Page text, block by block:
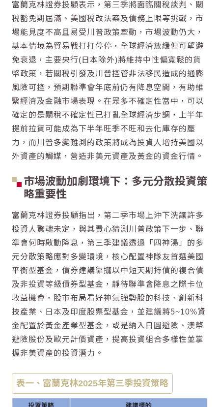
富蘭克林證券投顧表示，第三季將面臨關稅談判、關
稅豁免期屆滿、美國稅改法案及債務上限等挑戰，市
場能見度不高且易受川普政策牽動，市場波動仍大，
基本情境為貿易戰打打停停，全球經濟放緩但可望避
免衰退，主要央行(日本除外)將維持中性偏寬鬆的貨
幣政策，若關稅引發及川普控管非法移民造成的通膨
風險可控，預期聯準會年底前仍有降息空間，有助維
繫經濟及金融市場表現。在眾多不確定性當中，可以
確定的是關稅不確定性已打亂全球經濟步調，上半年
提前拉貨可能成為下半年旺季不旺和去化庫存的壓
力，而川普多變難測的政策將成為投資人增持美國以
外資產的觸媒，營造非美元資產及黃金的資金行情。
市場波動加劇環境下：多元分散投資策
略重要性
富蘭克林證券投顧指出，第二季市場上沖下洗讓許多
投資人驚魂未定，與其費心猜測川普政策下一步、聯
準會何時啟動降息，第三季建議透過「四神湯」的多
元分散策略應對多變環境，核心配置神隊友首選美國
平衡型基金，債券建議靠攏以中短天期持債的複合債
及非投資等級債券型基金，靜待聯準會降息之際卡位
收益機會，股市布局看好神氣強勢股的科技、創新科
技產業、日本及印度股票型基金，並建議將5~10%資
金配置於黃金產業型基金，或是納入日圓避險、澳幣
避險股份及歐元計價資產，提高投資組合多樣性並掌
握非美資產的投資潛力。
表一、富蘭克林2025年第三季投資策略